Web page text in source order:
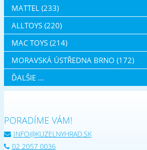
MATTEL (233)
ALLTOYS (220)
MAC TOYS (214)
MORAVSKÁ ÚSTŘEDNA BRNO (172)
ĎALŠIE ...
PORADÍME VÁM!
INFO@KUZELNYHRAD.SK
02 2057 0036